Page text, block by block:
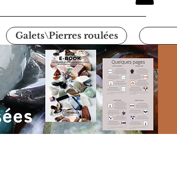
Galets\Pierres roulées